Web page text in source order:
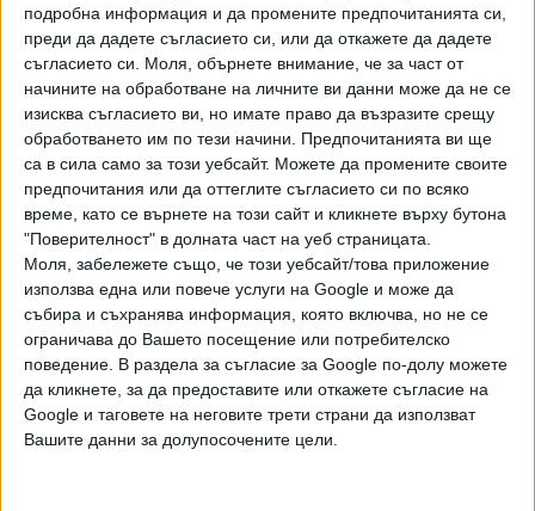
подробна информация и да промените предпочитанията си,
преди да дадете съгласието си, или да откажете да дадете
съгласието си. Моля, обърнете внимание, че за част от
начините на обработване на личните ви данни може да не се
изисква съгласието ви, но имате право да възразите срещу
обработването им по тези начини. Предпочитанията ви ще
са в сила само за този уебсайт. Можете да промените своите
предпочитания или да оттеглите съгласието си по всяко
време, като се върнете на този сайт и кликнете върху бутона
"Поверителност" в долната част на уеб страницата.
Моля, забележете също, че този уебсайт/това приложение
използва една или повече услуги на Google и може да
събира и съхранява информация, която включва, но не се
ограничава до Вашето посещение или потребителско
поведение. В раздела за съгласие за Google по-долу можете
да кликнете, за да предоставите или откажете съгласие на
Google и таговете на неговите трети страни да използват
Вашите данни за долупосочените цели.
Роденият през 1888 г. в Кюстендил ген. Заимов има